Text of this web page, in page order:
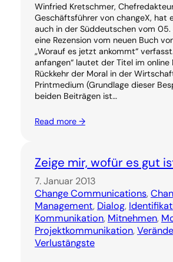
Winfried Kretschmer,
Geschäftsführer von changeX, hat
auch in der Süddeutschen vom 05.
eine Rezension vom neuen Buch
„Worauf es jetzt ankommt“
anfangen“ lautet der Titel im online
Rückkehr der Moral in der
Printmedium (Grundlage dieser
beiden Beiträgen ist…
Read more →
Zeige mir, wofür es gut
7. Januar 2013
Change Communications,
Management, Dialog,
Kommunikation, Mitnehmen,
Projektkommunikation,
Verlustängste